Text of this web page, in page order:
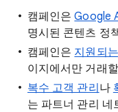
캠페인은Google
명시된 콘텐츠 정
캠페인은 지원되
이지에서만 거래
복수 고객 관리 나
는 파트너 관리 네